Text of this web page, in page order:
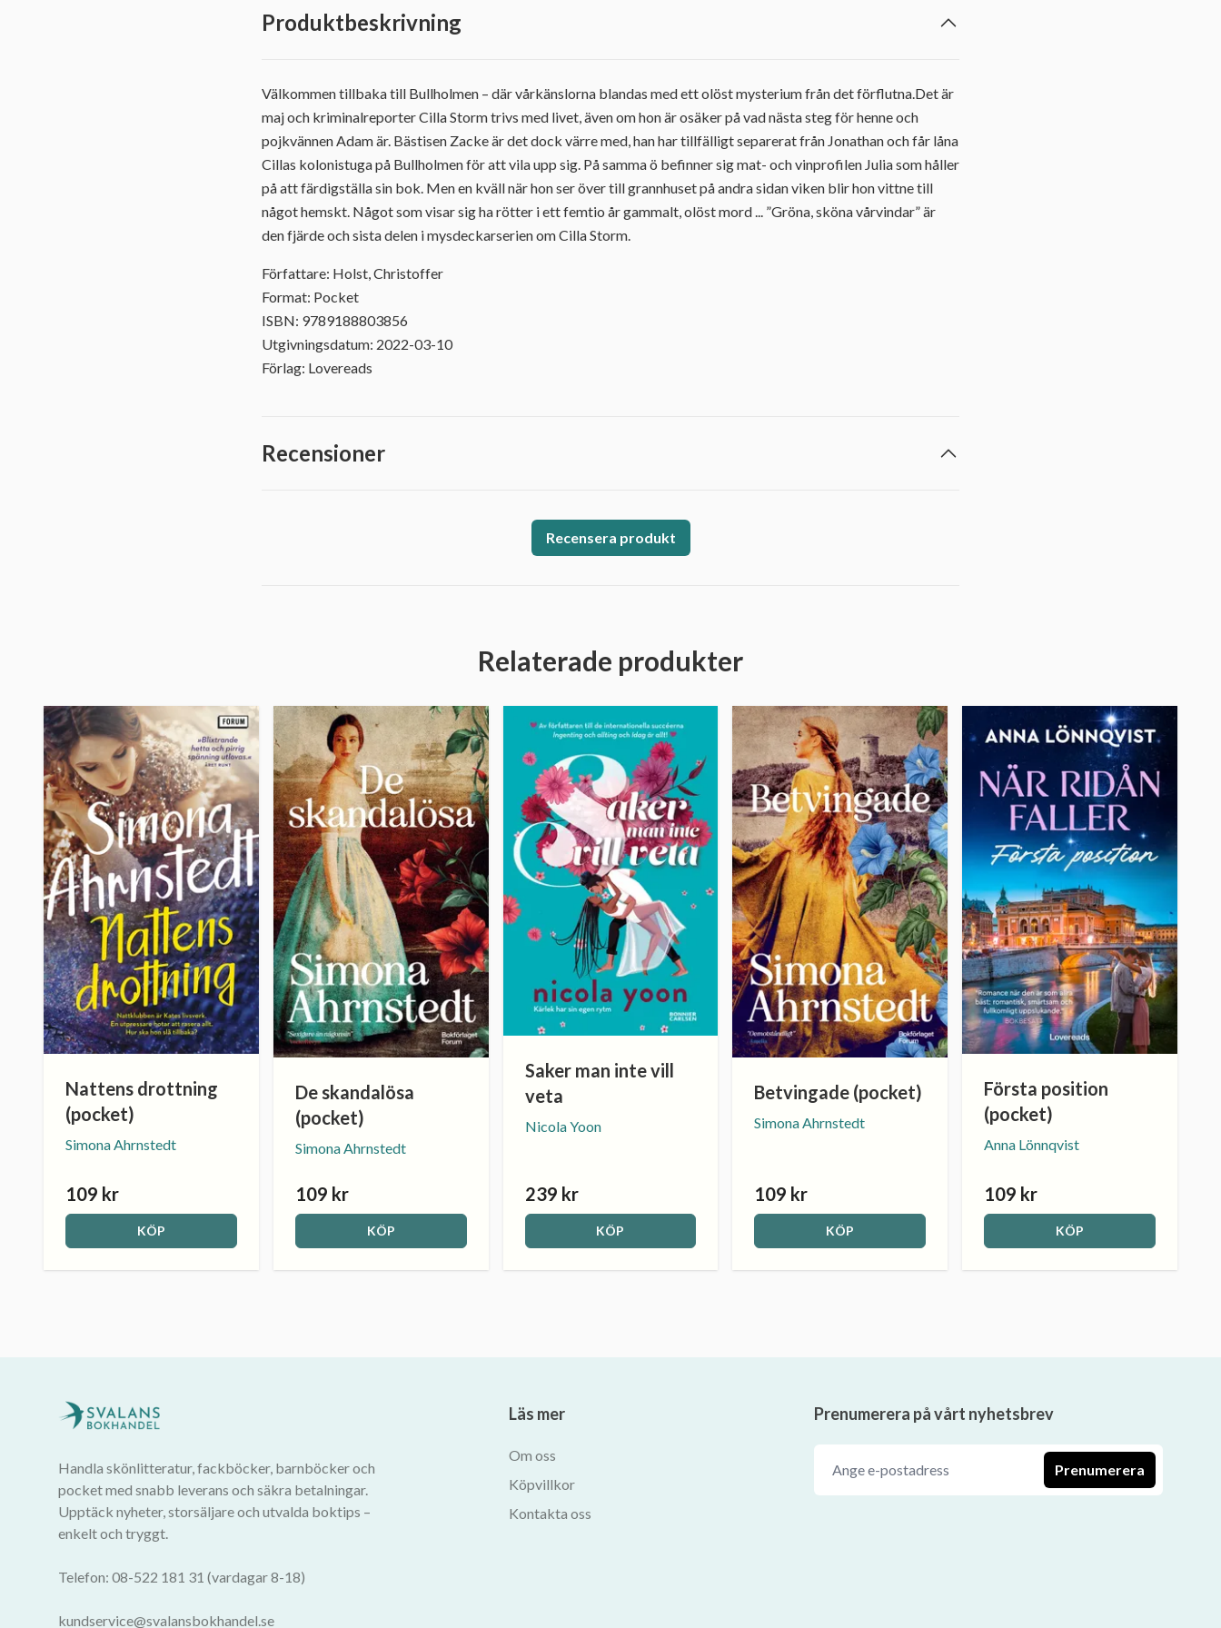
Produktbeskrivning
Välkommen tillbaka till Bullholmen – där vårkänslorna blandas med ett olöst mysterium från det förflutna.Det är
maj och kriminalreporter Cilla Storm trivs med livet, även om hon är osäker på vad nästa steg för henne och
pojkvännen Adam är. Bästisen Zacke är det dock värre med, han har tillfälligt separerat från Jonathan och får låna
Cillas kolonistuga på Bullholmen för att vila upp sig. På samma ö befinner sig mat- och vinprofilen Julia som håller
på att färdigställa sin bok. Men en kväll när hon ser över till grannhuset på andra sidan viken blir hon vittne till
något hemskt. Något som visar sig ha rötter i ett femtio år gammalt, olöst mord ... ”Gröna, sköna vårvindar” är
den fjärde och sista delen i mysdeckarserien om Cilla Storm.
Författare: Holst, Christoffer
Format: Pocket
ISBN: 9789188803856
Utgivningsdatum: 2022-03-10
Förlag: Lovereads
Recensioner
Recensera produkt
Relaterade produkter
Nattens drottning
(pocket)
Simona Ahrnstedt
109 kr
KÖP
De skandalösa
(pocket)
Simona Ahrnstedt
109 kr
KÖP
Saker man inte vill
veta
Nicola Yoon
239 kr
KÖP
Betvingade (pocket)
Simona Ahrnstedt
109 kr
KÖP
Första position
(pocket)
Anna Lönnqvist
109 kr
KÖP
Handla skönlitteratur, fackböcker, barnböcker och
pocket med snabb leverans och säkra betalningar.
Upptäck nyheter, storsäljare och utvalda boktips –
enkelt och tryggt.
Telefon: 08-522 181 31 (vardagar 8-18)
kundservice@svalansbokhandel.se
Läs mer
Om oss
Köpvillkor
Kontakta oss
Prenumerera på vårt nyhetsbrev
Prenumerera